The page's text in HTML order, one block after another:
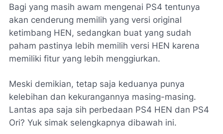
Bagi yang masih awam mengenai PS4 tentunya
akan cenderung memilih yang versi original
ketimbang HEN, sedangkan buat yang sudah
paham pastinya lebih memilih versi HEN karena
memiliki fitur yang lebih menggiurkan.
Meski demikian, tetap saja keduanya punya
kelebihan dan kekurangannya masing-masing.
Lantas apa saja sih perbedaan PS4 HEN dan PS4
Ori? Yuk simak selengkapnya dibawah ini.